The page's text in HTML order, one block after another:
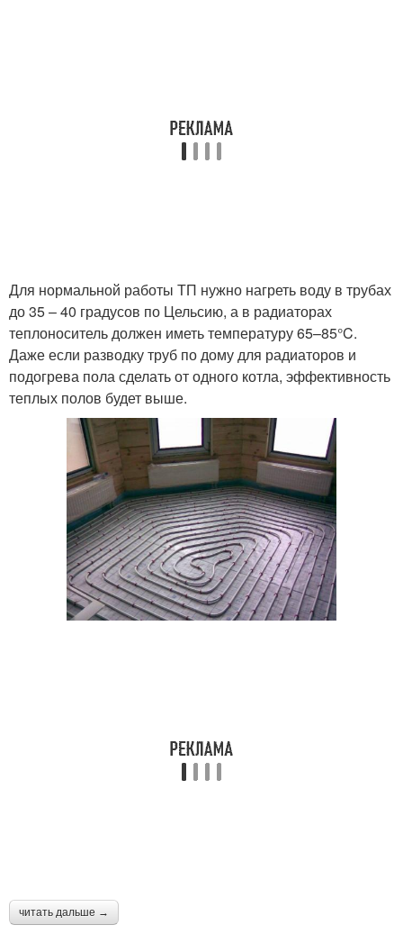
Для нормальной работы ТП нужно нагреть воду в трубах
до 35 – 40 градусов по Цельсию, а в радиаторах
теплоноситель должен иметь температуру 65–85°C.
Даже если разводку труб по дому для радиаторов и
подогрева пола сделать от одного котла, эффективность
теплых полов будет выше.
читать дальше →